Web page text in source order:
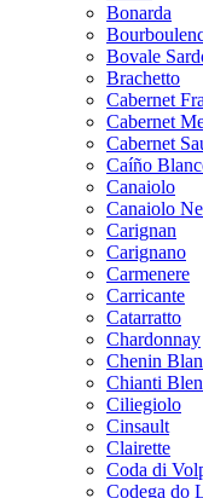
Bonarda
Bovale
Brachetto
Cabernet
Cabernet
Cabernet
Caíño
Canaiolo
Canaiolo
Carignan
Carignano
Carmenere
Carricante
Catarratto
Chardonnay
Chenin
Chianti
Ciliegiolo
Cinsault
Clairette
Coda di
Codega do